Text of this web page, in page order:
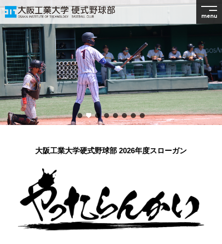
menu
大阪工業大学硬式野球部 2026年度スローガン